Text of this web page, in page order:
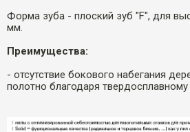
Форма зуба - плоский зуб "F", для
мм.
Преимущества:
- отсутствие бокового набегания
полотно благодаря твердосплавному